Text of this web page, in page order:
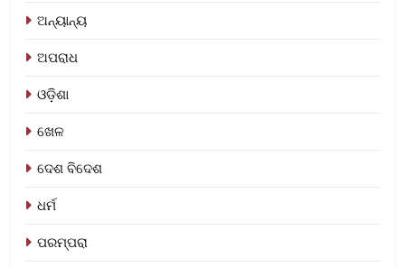
ଅନ୍ୟାନ୍ୟ
ଅପରାଧ
ଓଡ଼ିଶା
ଖେଳ
ଦେଶ ବିଦେଶ
ଧର୍ମ
ପରମ୍ପରା